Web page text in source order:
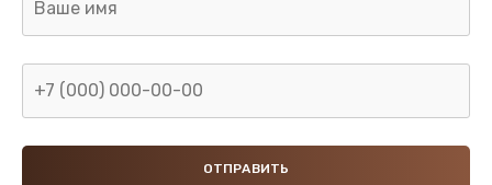
Замена видеокарты
Заказать